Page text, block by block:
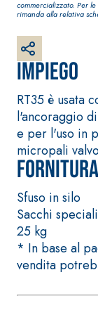
Impiego
RT35 è usata
l'ancoraggio
e per l'uso in
micropali
Fornitura
Sfuso in silo
Sacchi
25 kg
* In base al
vendita
commercializzato. Per
rimanda alla relativa
ed esterni
DEL
PRODOTTI
Malta
leganti